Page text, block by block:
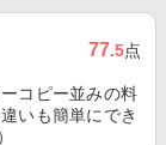
77.5点
コピー並みの料
いも簡単にでき